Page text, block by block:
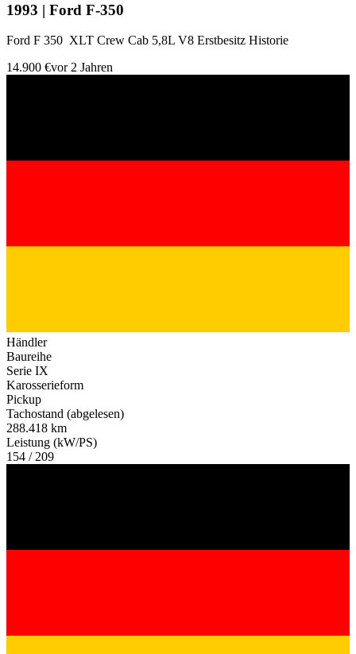
1993 | Ford F-350
Ford F 350 XLT Crew Cab 5,8L V8 Erstbesitz Historie
14.900 €vor 2 Jahren
Händler
Baureihe
Serie IX
Karosserieform
Pickup
Tachostand (abgelesen)
288.418 km
Leistung (kW/PS)
154 / 209